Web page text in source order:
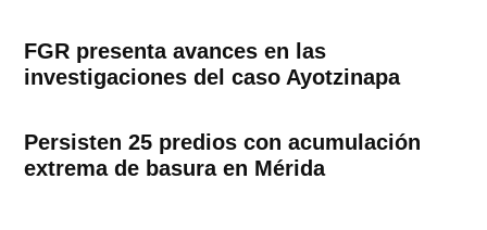
FGR presenta avances en las
investigaciones del caso Ayotzinapa
Persisten 25 predios con acumulación
extrema de basura en Mérida